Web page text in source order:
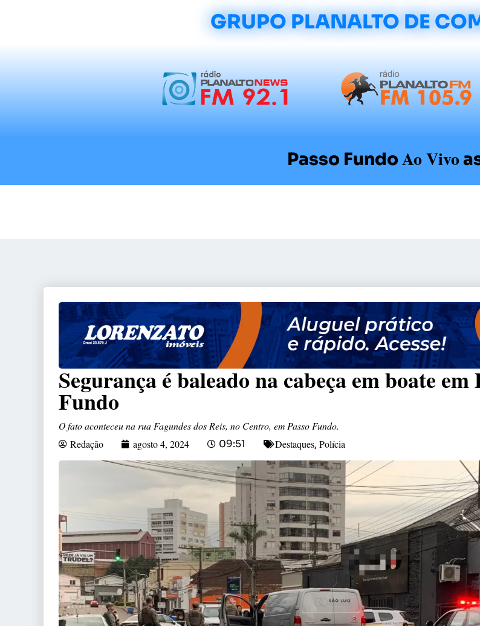
GRUPO PLANALTO DE
Passo FundoAo Vivo
Segurança é baleado na cabeça em boate em
Fundo
O fato aconteceu na rua Fagundes dos Reis, no Centro, em Passo Fundo.
Redação
agosto 4, 2024 09:51 Destaques, Polícia